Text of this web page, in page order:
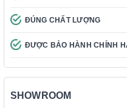
ĐÚNG CHẤT LƯỢNG
ĐƯỢC BẢO HÀNH CHÍNH
SHOWROOM